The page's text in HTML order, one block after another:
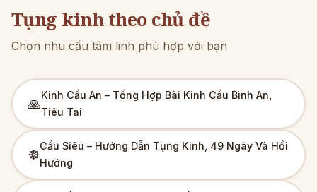
Tụng kinh theo chủ đề
Chọn nhu cầu tâm linh phù hợp với bạn
🙏Kinh Cầu An – Tổng Hợp Bài Kinh Cầu Bình An,
Tiêu Tai
☸️Cầu Siêu – Hướng Dẫn Tụng Kinh, 49 Ngày Và Hồi
Hướng